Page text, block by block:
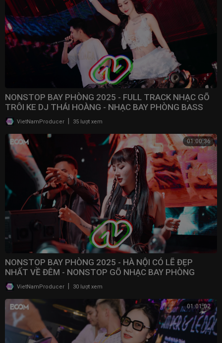
NONSTOP BAY PHÒNG 2025 - FULL TRACK NHẠC GÕ
TRÔI KE DJ THÁI HOÀNG - NHẠC BAY PHÒNG BASS
CWCH MẠNH
VietNamProducer 35 lượt xem
01:00:36
NONSTOP BAY PHÒNG 2025 - HÀ NỘI CÓ LẼ ĐẸP
NHẤT VỀ ĐÊM - NONSTOP GÕ NHẠC BAY PHÒNG
BASS CỰC MẠNH 2025
VietNamProducer 30 lượt xem
01:01:02